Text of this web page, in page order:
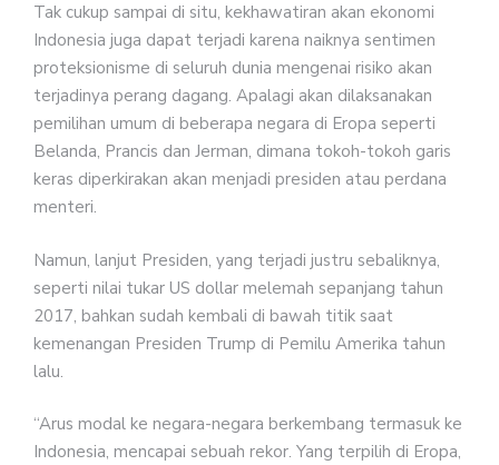
Tak cukup sampai di situ, kekhawatiran akan ekonomi
Indonesia juga dapat terjadi karena naiknya sentimen
proteksionisme di seluruh dunia mengenai risiko akan
terjadinya perang dagang. Apalagi akan dilaksanakan
pemilihan umum di beberapa negara di Eropa seperti
Belanda, Prancis dan Jerman, dimana tokoh-tokoh garis
keras diperkirakan akan menjadi presiden atau perdana
menteri.
Namun, lanjut Presiden, yang terjadi justru sebaliknya,
seperti nilai tukar US dollar melemah sepanjang tahun
2017, bahkan sudah kembali di bawah titik saat
kemenangan Presiden Trump di Pemilu Amerika tahun
lalu.
“Arus modal ke negara-negara berkembang termasuk ke
Indonesia, mencapai sebuah rekor. Yang terpilih di Eropa,